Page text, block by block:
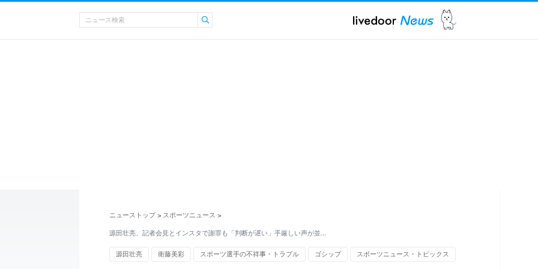
ニューストップ > スポーツニュース >
源田壮亮、記者会見とインスタで謝罪も「判断が遅い」手厳しい声が並…
源田壮亮 衛藤美彩 スポーツ選手の不祥事・トラブル ゴシップ スポーツニュース・トピックス